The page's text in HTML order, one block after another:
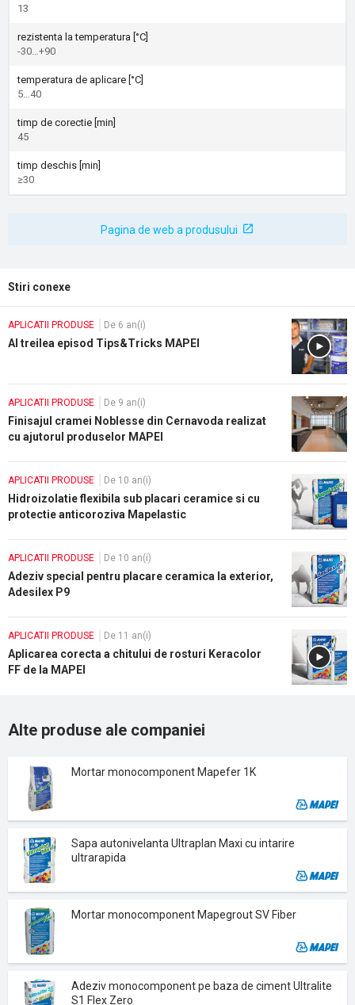
13
rezistenta la temperatura [°C]
-30…+90
temperatura de aplicare [°C]
5…40
timp de corectie [min]
45
timp deschis [min]
≥30
Pagina de web a produsului
Stiri conexe
APLICATII PRODUSE De 6 an(i)
Al treilea episod Tips&Tricks MAPEI
APLICATII PRODUSE De 9 an(i)
Finisajul cramei Noblesse din Cernavoda realizat
cu ajutorul produselor MAPEI
APLICATII PRODUSE De 10 an(i)
Hidroizolatie flexibila sub placari ceramice si cu
protectie anticoroziva Mapelastic
APLICATII PRODUSE De 10 an(i)
Adeziv special pentru placare ceramica la exterior,
Adesilex P9
APLICATII PRODUSE De 11 an(i)
Aplicarea corecta a chitului de rosturi Keracolor
FF de la MAPEI
Alte produse ale companiei
Mortar monocomponent Mapefer 1K
Sapa autonivelanta Ultraplan Maxi cu intarire
ultrarapida
Mortar monocomponent Mapegrout SV Fiber
Adeziv monocomponent pe baza de ciment Ultralite
S1 Flex Zero